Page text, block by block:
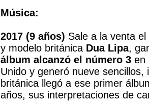
Música:
2017 (9 años) Sale a la venta
y modelo británica Dua Lipa,
álbum alcanzó el número 3 en
Unido y generó nueve
británica llegó a ese primer
años, sus interpretaciones de